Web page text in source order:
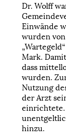
Dr. Wolff
Einwände
wurden
Mark.
dass
wurden.
Nutzung
der Arzt
einrichtete.
hinzu.